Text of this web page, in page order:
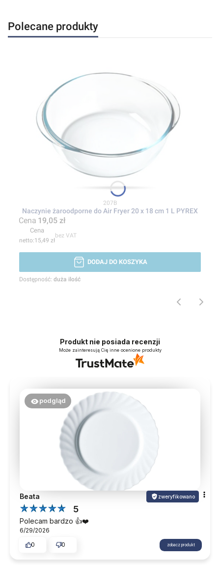
Polecane produkty
Kod produktu
207B
Naczynie żaroodporne do Air Fryer 20 x 18 cm 1 L PYREX
Cena 19,05 zł
Cena
15,49 zł
bez VAT
DODAJ DO KOSZYKA
Dostępność: duża ilość
Produkt nie posiada recenzji
Może zainteresują Cię inne ocenione produkty
podgląd
Beata zweryfikowano
5
Polecam bardzo 👍️❤️
6/29/2026
0
0 zobacz produkt